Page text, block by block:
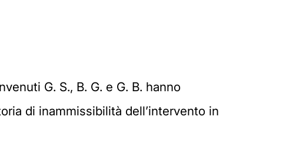
G. S., B. G. e G. B. hanno
di inammissibilità dell’intervento in